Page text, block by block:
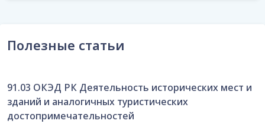
Полезные статьи
91.03 ОКЭД РК Деятельность исторических мест и
зданий и аналогичных туристических
достопримечательностей